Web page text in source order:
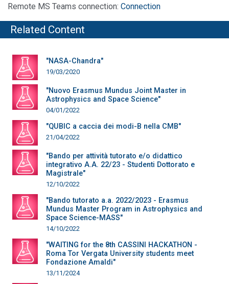
Remote MS Teams connection: Connection
Related Content
"NASA-Chandra"
19/03/2020
"Nuovo Erasmus Mundus Joint Master in
Astrophysics and Space Science"
04/01/2022
"QUBIC a caccia dei modi-B nella CMB"
21/04/2022
"Bando per attività tutorato e/o didattico
integrativo A.A. 22/23 - Studenti Dottorato e
Magistrale"
12/10/2022
"Bando tutorato a.a. 2022/2023 - Erasmus
Mundus Master Program in Astrophysics and
Space Science-MASS"
14/10/2022
"WAITING for the 8th CASSINI HACKATHON -
Roma Tor Vergata University students meet
Fondazione Amaldi"
13/11/2024